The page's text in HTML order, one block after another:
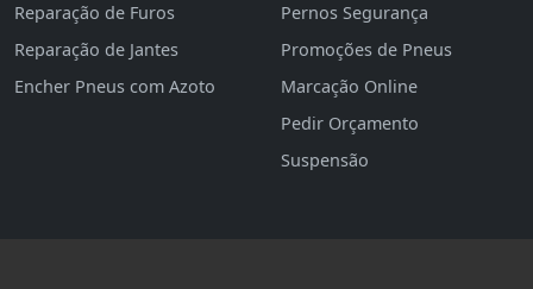
Reparação de Furos
Reparação de Jantes
Encher Pneus com Azoto
Pernos Segurança
Promoções de Pneus
Marcação Online
Pedir Orçamento
Suspensão